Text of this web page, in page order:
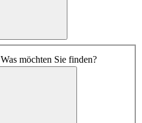
Was möchten Sie finden?